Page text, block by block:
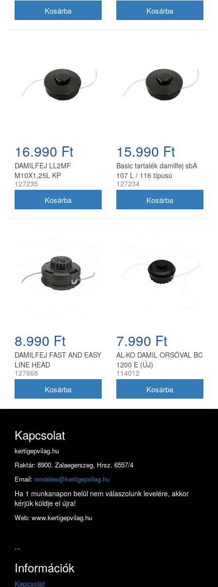
16.990 Ft
DAMILFEJ LL2MF
M10X1,25L KP
127235
15.990 Ft
Basic tartalék damilfej sbA
107 L / 116 típusú
benzinmotoros fűkaszákhoz
127234
8.990 Ft
DAMILFEJ FAST AND EASY
LINE HEAD
127668
7.990 Ft
AL-KO DAMIL ORSÓVAL BC
1200 E (ÚJ)
114012
Kapcsolat
kertigepvilag.hu
Raktár: 8900. Zalaegerszeg, Hrsz. 6557/4
Email: rendeles@kertigepvilag.hu
Ha 1 munkanapon belül nem válaszolunk levelére, akkor
kérjük küldje el újra!
Web: www.kertigepvilag.hu
...
Információk
Kapcsolat